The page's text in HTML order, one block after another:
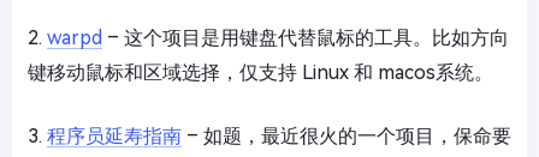
2. warpd – 这个项目是用键盘代替鼠标的工具。比如方向
键移动鼠标和区域选择，仅支持 Linux 和 macos系统。
3. 程序员延寿指南 – 如题，最近很火的一个项目，保命要